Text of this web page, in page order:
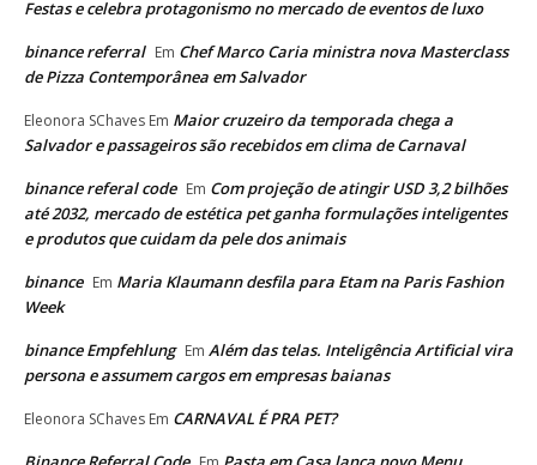
Festas e celebra protagonismo no mercado de eventos de luxo
binance referral Em Chef Marco Caria ministra nova Masterclass
de Pizza Contemporânea em Salvador
Eleonora SChaves Em Maior cruzeiro da temporada chega a
Salvador e passageiros são recebidos em clima de Carnaval
binance referal code Em Com projeção de atingir USD 3,2 bilhões
até 2032, mercado de estética pet ganha formulações inteligentes
e produtos que cuidam da pele dos animais
binance Em Maria Klaumann desfila para Etam na Paris Fashion
Week
binance Empfehlung Em Além das telas. Inteligência Artificial vira
persona e assumem cargos em empresas baianas
Eleonora SChaves Em CARNAVAL É PRA PET?